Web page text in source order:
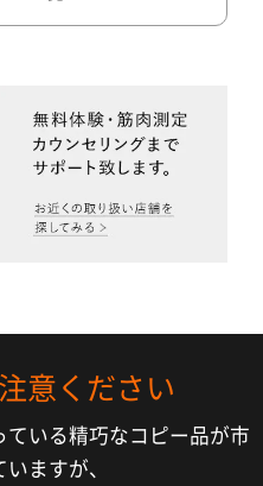
意ください
いる精巧なコピー品が市
ますが、